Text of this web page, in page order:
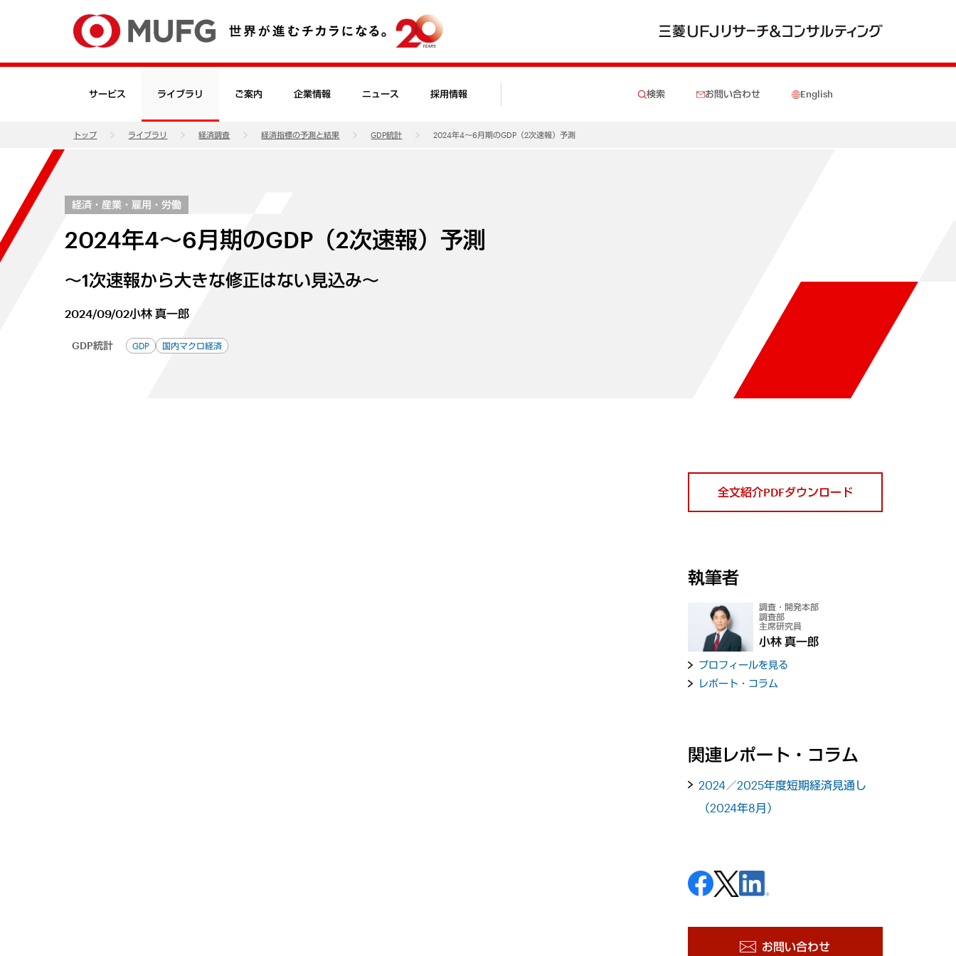
サービス ライブラリ ご案内 企業情報 ニュース 採用情報 検索 お問い合わせ English
トップ ライブラリ 経済調査 経済指標の予測と結果 GDP統計 2024年4～6月期のGDP（2次速報）予測
経済・産業・雇用・労働
2024年4～6月期のGDP（2次速報）予測
～1次速報から大きな修正はない見込み～
2024/09/02小林 真一郎
GDP統計 GDP 国内マクロ経済
全文紹介PDFダウンロード
執筆者
調査・開発本部
調査部
主席研究員
小林 真一郎
プロフィールを見る
レポート・コラム
関連レポート・コラム
2024／2025年度短期経済見通し
（2024年8月）
お問い合わせ